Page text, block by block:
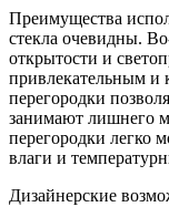
Преимущества
стекла очевидны.
открытости и
привлекательным и
перегородки
занимают лишнего
перегородки легко
влаги и
Дизайнерские